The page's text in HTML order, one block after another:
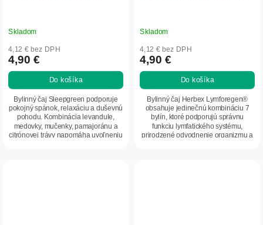
Skladom
4,12 € bez DPH
4,90 €
Do košíka
Bylinný čaj Sleepgreen podporuje
pokojný spánok, relaxáciu a duševnú
pohodu. Kombinácia levandule,
medovky, mučenky, pamajoránu a
citrónovej trávy napomáha uvoľneniu
Skladom
4,12 € bez DPH
4,90 €
Do košíka
Bylinný čaj Herbex Lymforegen®
obsahuje jedinečnú kombináciu 7
bylín, ktoré podporujú správnu
funkciu lymfatického systému,
prirodzené odvodnenie organizmu a